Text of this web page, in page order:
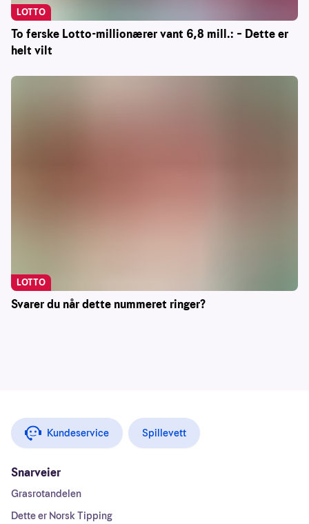
To ferske Lotto-millionærer vant 6,8 mill.: – Dette er
helt vilt
LOTTO
Svarer du når dette nummeret ringer?
LOTTO
Kundeservice Spillevett
Snarveier
Grasrotandelen
Dette er Norsk Tipping